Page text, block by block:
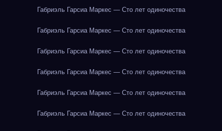
Габриэль Гарсиа Маркес — Сто лет одиночества
Габриэль Гарсиа Маркес — Сто лет одиночества
Габриэль Гарсиа Маркес — Сто лет одиночества
Габриэль Гарсиа Маркес — Сто лет одиночества
Габриэль Гарсиа Маркес — Сто лет одиночества
Габриэль Гарсиа Маркес — Сто лет одиночества